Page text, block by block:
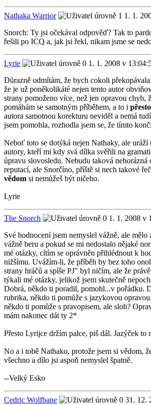
Nathaka Warrior
1. 1.
Snorch: Ty jsi očekával odpověď? Tak to
řešili po ICQ a, jak jsi řekl, nikam jsme se
Lyrie
1. 1. 2008 v
Důrazně odmítám, že bych cokoli
že je už poněkolikáté nejen tento autor
strany pomoženo více, než jen opravou chyb,
pomáhám se samotným příběhem, a to i přesto
autora samotnou korekturu neviděl a nemá
jsem pomohla, rozhodla jsem se, že tímto
Neboť toto se dotýká nejen Nathaky, ale uráží
autory, kteří mi kdy svá dílka svěřili na
úpravu slovosledu. Nebudu taková nehorázná
reputací, ale Snorčíno, příště si nech takové
vědom si nemůžeš být ničeho.
Lyrie
The Snorch
1. 1. 2008 v
Své hodnocení jsem nemyslel vážně, ale mělo
vážně beru a pokud se mi nedostalo nějaké
mé otázky, cítím se oprávněn přihlédnout k
nižšímu. Uvážím-li, že příběh by bez toho
strany hráčů a spíše PJ" byl ničím, ale že
týkali mé otázky, jelikož jsem skutečně
Dobrá, někdo ti poradil, pomohl...v pořádku.
rubrika, někdo ti pomůže s jazykovou
někdo ti pomůže s pravopisem, ale sloh?
mám nakonec dát ty 2*
Přesto Lyrijce držím palce, piš dál. Jazýček to
No a i tobě Nathako, protože jsem si vědom,
všechno a dílo jsi aspoň nemyslel špatně.
--Velký Esko
Cedric Wolfbane
31. 12.